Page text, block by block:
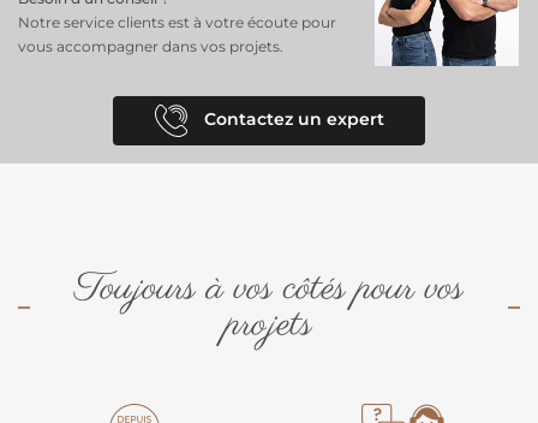
Notre service clients est à votre écoute pour
vous accompagner dans vos projets.
Contactez un expert
Toujours à vos côtés pour vos
projets